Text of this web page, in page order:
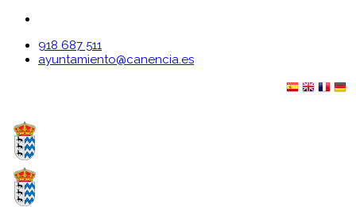
918 687 511
ayuntamiento@canencia.es